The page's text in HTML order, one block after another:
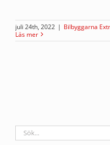
juli 24th, 2022 | Bilbyggarna
Läs mer
Sök
efter: